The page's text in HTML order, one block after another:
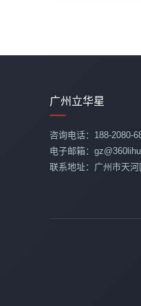
广州立华星
咨询电话：188-2080-
电子邮箱：
联系地址：广州市天